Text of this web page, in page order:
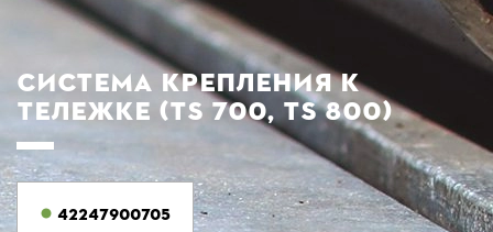
СИСТЕМА КРЕПЛЕНИЯ К
ТЕЛЕЖКЕ (TS 700, TS 800)
42247900705